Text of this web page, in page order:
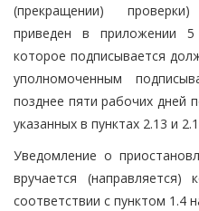
(прекращении)
приведен в приложении
которое подписывается
уполномоченным
позднее пяти рабочих дней
указанных в пунктах 2.13 и
Уведомление о
вручается (направляется)
соответствии с пунктом 1.4